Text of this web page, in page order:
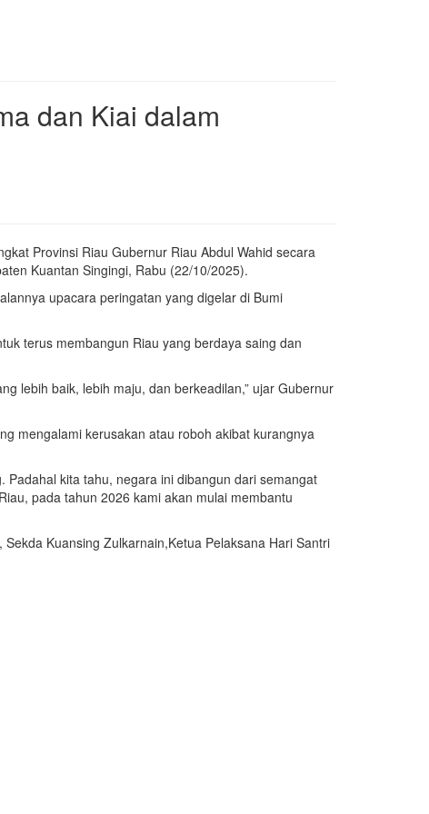
dan Kiai dalam
Provinsi Riau Gubernur Riau Abdul Wahid secara
Kuantan Singingi, Rabu (22/10/2025).
upacara peringatan yang digelar di Bumi
terus membangun Riau yang berdaya saing dan
lebih baik, lebih maju, dan berkeadilan,” ujar Gubernur
mengalami kerusakan atau roboh akibat kurangnya
kita tahu, negara ini dibangun dari semangat
pada tahun 2026 kami akan mulai membantu
Kuansing Zulkarnain,Ketua Pelaksana Hari Santri